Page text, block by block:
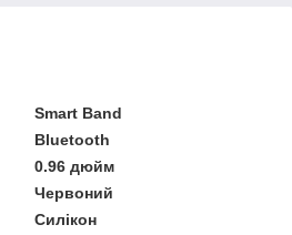
Smart Band
Bluetooth
0.96 дюйм
Червоний
Силікон